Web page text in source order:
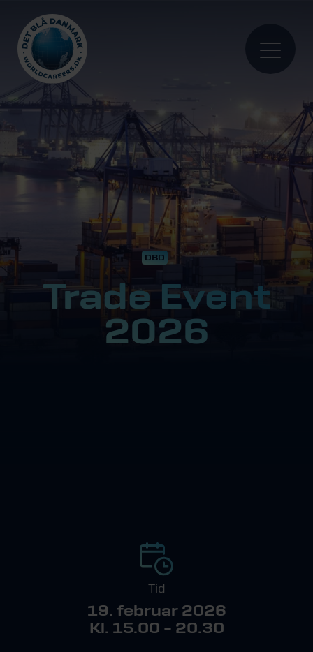
DBD
Trade Event
2026
Tid
19. februar 2026
Kl. 15.00 - 20.30